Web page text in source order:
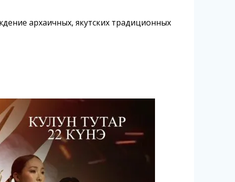
архаичных, якутских традиционных